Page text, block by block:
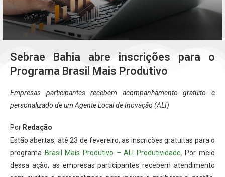
Sebrae Bahia abre inscrições para o
Programa Brasil Mais Produtivo
Empresas participantes recebem acompanhamento gratuito e
personalizado de um Agente Local de Inovação (ALI)
Por Redação
Estão abertas, até 23 de fevereiro, as inscrições gratuitas para o
programa Brasil Mais Produtivo – ALI Produtividade . Por meio
dessa ação, as empresas participantes recebem atendimento